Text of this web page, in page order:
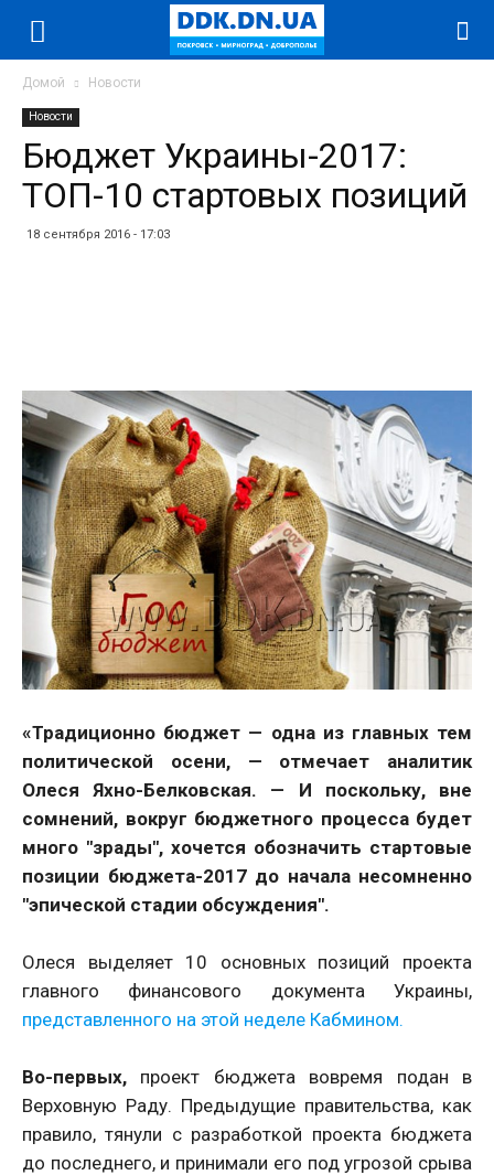
Домой Новости
Новости
Бюджет Украины-2017:
ТОП-10 стартовых позиций
18 сентября 2016 - 17:03
«Традиционно бюджет — одна из главных тем
политической осени, — отмечает аналитик
Олеся Яхно-Белковская. — И поскольку, вне
сомнений, вокруг бюджетного процесса будет
много "зрады", хочется обозначить стартовые
позиции бюджета-2017 до начала несомненно
"эпической стадии обсуждения".
Олеся выделяет 10 основных позиций проекта
главного финансового документа Украины,
представленного на этой неделе Кабмином.
Во-первых, проект бюджета вовремя подан в
Верховную Раду. Предыдущие правительства, как
правило, тянули с разработкой проекта бюджета
до последнего, и принимали его под угрозой срыва